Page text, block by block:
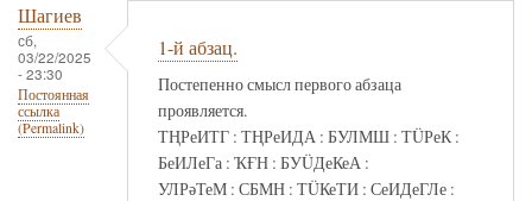
Шагиев
сб,
03/22/2025
- 23:30
Постоянная
ссылка
(Permalink)
1-й абзац.
Постепенно смысл первого абзаца
проявляется.
ТҢРеИТГ : ТҢРеИДА : БУЛМШ : ТÜРеК :
БеИЛеГа : ҠҒН : БУÜДеКеА :
УЛРәТеМ : СБМН : ТÜКеТИ : СеИДеГЛе :